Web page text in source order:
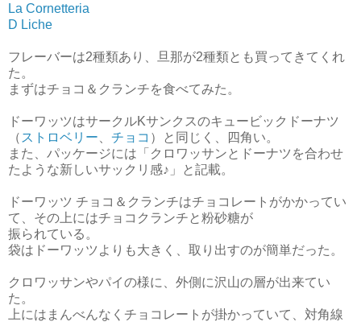
La Cornetteria
D Liche
フレーバーは2種類あり、旦那が2種類とも買ってきてくれ
た。
まずはチョコ＆クランチを食べてみた。
ドーワッツはサークルKサンクスのキュービックドーナツ
（ ストロベリー チョコ ）と同じく、四角い。
また、パッケージには「クロワッサンとドーナツを合わせ
たような新しいサックリ感♪」と記載。
ドーワッツ チョコ＆クランチはチョコレートがかかってい
て、その上にはチョコクランチと粉砂糖が
振られている。
袋はドーワッツよりも大きく、取り出すのが簡単だった。
クロワッサンやパイの様に、外側に沢山の層が出来てい
た。
上にはまんべんなくチョコレートが掛かっていて、対角線